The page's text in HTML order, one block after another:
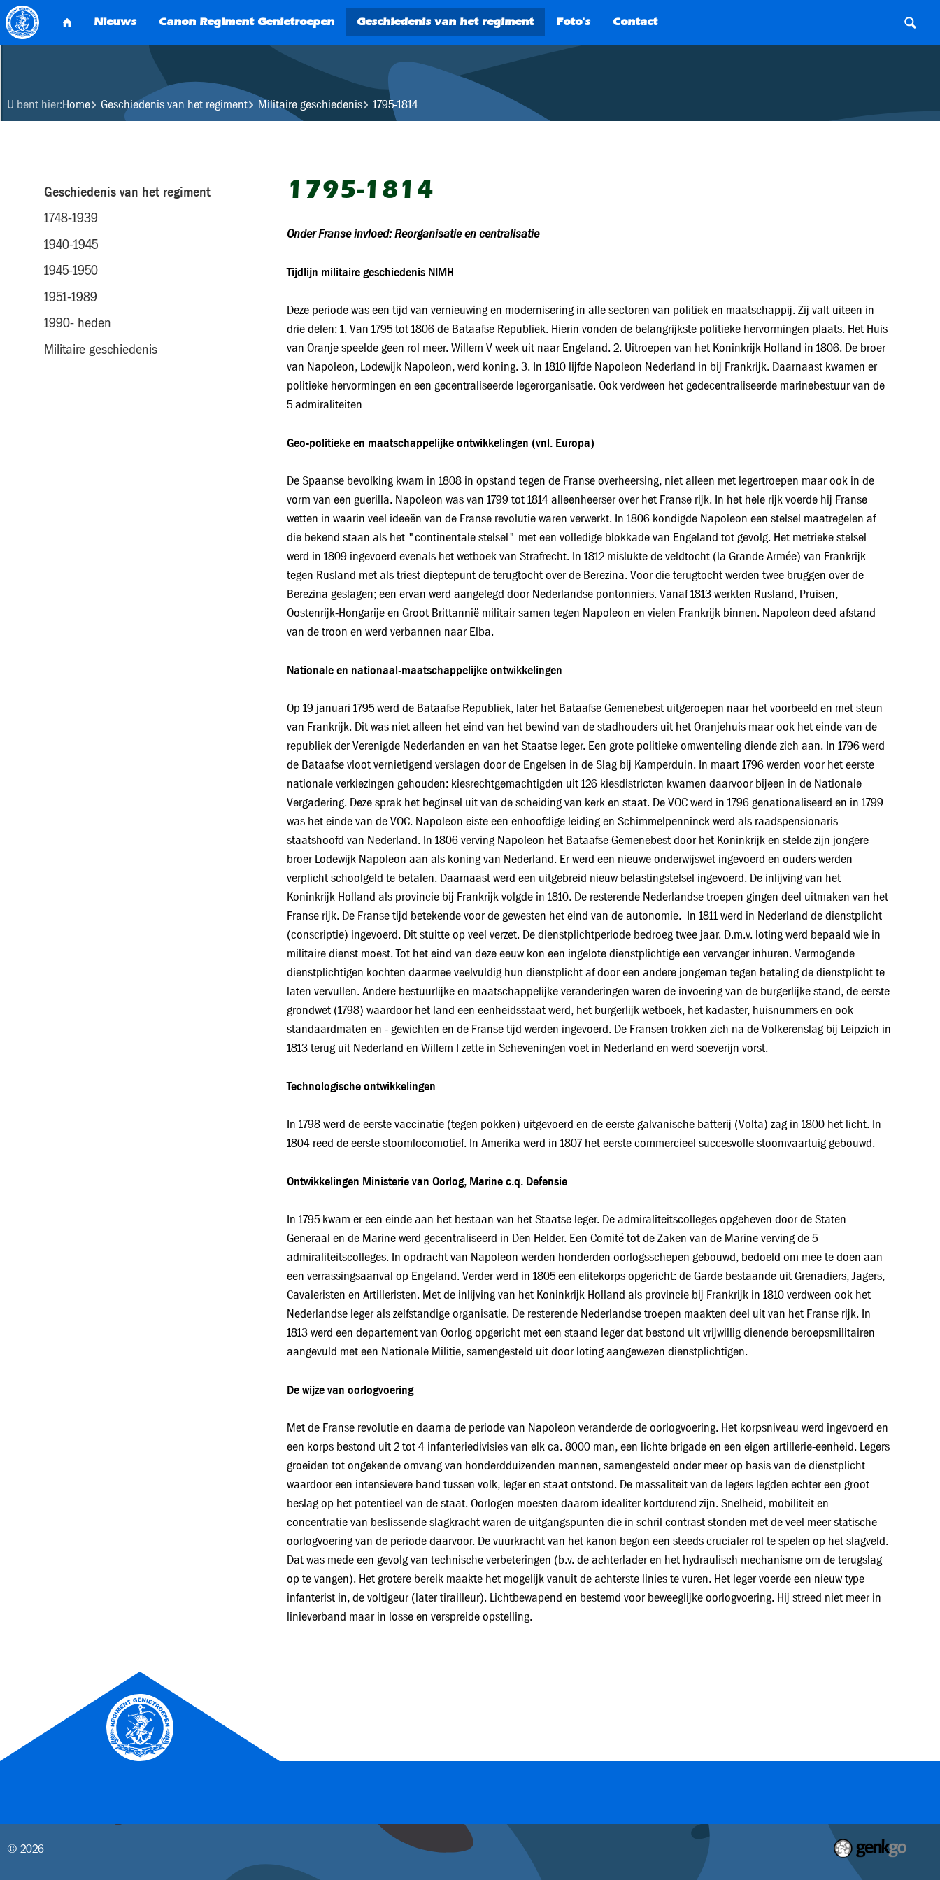
SEARCH
U bent hier:Home Geschiedenis van het regiment Militaire geschiedenis 1795-1814
Geschiedenis van het regiment
1748-1939
1940-1945
1945-1950
1951-1989
1990- heden
Militaire geschiedenis
1795-1814
Onder Franse invloed: Reorganisatie en centralisatie
Tijdlijn militaire geschiedenis NIMH
Deze periode was een tijd van vernieuwing en modernisering in alle sectoren van politiek en maatschappij. Zij valt uiteen in
drie delen: 1. Van 1795 tot 1806 de Bataafse Republiek. Hierin vonden de belangrijkste politieke hervormingen plaats. Het Huis
van Oranje speelde geen rol meer. Willem V week uit naar Engeland. 2. Uitroepen van het Koninkrijk Holland in 1806. De broer
van Napoleon, Lodewijk Napoleon, werd koning. 3. In 1810 lijfde Napoleon Nederland in bij Frankrijk. Daarnaast kwamen er
politieke hervormingen en een gecentraliseerde legerorganisatie. Ook verdween het gedecentraliseerde marinebestuur van de
5 admiraliteiten
Geo-politieke en maatschappelijke ontwikkelingen (vnl. Europa)
De Spaanse bevolking kwam in 1808 in opstand tegen de Franse overheersing, niet alleen met legertroepen maar ook in de
vorm van een guerilla. Napoleon was van 1799 tot 1814 alleenheerser over het Franse rijk. In het hele rijk voerde hij Franse
wetten in waarin veel ideeën van de Franse revolutie waren verwerkt. In 1806 kondigde Napoleon een stelsel maatregelen af
die bekend staan als het "continentale stelsel" met een volledige blokkade van Engeland tot gevolg. Het metrieke stelsel
werd in 1809 ingevoerd evenals het wetboek van Strafrecht. In 1812 mislukte de veldtocht (la Grande Armée) van Frankrijk
tegen Rusland met als triest dieptepunt de terugtocht over de Berezina. Voor die terugtocht werden twee bruggen over de
Berezina geslagen; een ervan werd aangelegd door Nederlandse pontonniers. Vanaf 1813 werkten Rusland, Pruisen,
Oostenrijk-Hongarije en Groot Brittannië militair samen tegen Napoleon en vielen Frankrijk binnen. Napoleon deed afstand
van de troon en werd verbannen naar Elba.
Nationale en nationaal-maatschappelijke ontwikkelingen
Op 19 januari 1795 werd de Bataafse Republiek, later het Bataafse Gemenebest uitgeroepen naar het voorbeeld en met steun
van Frankrijk. Dit was niet alleen het eind van het bewind van de stadhouders uit het Oranjehuis maar ook het einde van de
republiek der Verenigde Nederlanden en van het Staatse leger. Een grote politieke omwenteling diende zich aan. In 1796 werd
de Bataafse vloot vernietigend verslagen door de Engelsen in de Slag bij Kamperduin. In maart 1796 werden voor het eerste
nationale verkiezingen gehouden: kiesrechtgemachtigden uit 126 kiesdistricten kwamen daarvoor bijeen in de Nationale
Vergadering. Deze sprak het beginsel uit van de scheiding van kerk en staat. De VOC werd in 1796 genationaliseerd en in 1799
was het einde van de VOC. Napoleon eiste een enhoofdige leiding en Schimmelpenninck werd als raadspensionaris
staatshoofd van Nederland. In 1806 verving Napoleon het Bataafse Gemenebest door het Koninkrijk en stelde zijn jongere
broer Lodewijk Napoleon aan als koning van Nederland. Er werd een nieuwe onderwijswet ingevoerd en ouders werden
verplicht schoolgeld te betalen. Daarnaast werd een uitgebreid nieuw belastingstelsel ingevoerd. De inlijving van het
Koninkrijk Holland als provincie bij Frankrijk volgde in 1810. De resterende Nederlandse troepen gingen deel uitmaken van het
Franse rijk. De Franse tijd betekende voor de gewesten het eind van de autonomie. In 1811 werd in Nederland de dienstplicht
(conscriptie) ingevoerd. Dit stuitte op veel verzet. De dienstplichtperiode bedroeg twee jaar. D.m.v. loting werd bepaald wie in
militaire dienst moest. Tot het eind van deze eeuw kon een ingelote dienstplichtige een vervanger inhuren. Vermogende
dienstplichtigen kochten daarmee veelvuldig hun dienstplicht af door een andere jongeman tegen betaling de dienstplicht te
laten vervullen. Andere bestuurlijke en maatschappelijke veranderingen waren de invoering van de burgerlijke stand, de eerste
grondwet (1798) waardoor het land een eenheidsstaat werd, het burgerlijk wetboek, het kadaster, huisnummers en ook
standaardmaten en - gewichten en de Franse tijd werden ingevoerd. De Fransen trokken zich na de Volkerenslag bij Leipzich in
1813 terug uit Nederland en Willem I zette in Scheveningen voet in Nederland en werd soeverijn vorst.
Technologische ontwikkelingen
In 1798 werd de eerste vaccinatie (tegen pokken) uitgevoerd en de eerste galvanische batterij (Volta) zag in 1800 het licht. In
1804 reed de eerste stoomlocomotief. In Amerika werd in 1807 het eerste commercieel succesvolle stoomvaartuig gebouwd.
Ontwikkelingen Ministerie van Oorlog, Marine c.q. Defensie
In 1795 kwam er een einde aan het bestaan van het Staatse leger. De admiraliteitscolleges opgeheven door de Staten
Generaal en de Marine werd gecentraliseerd in Den Helder. Een Comité tot de Zaken van de Marine verving de 5
admiraliteitscolleges. In opdracht van Napoleon werden honderden oorlogsschepen gebouwd, bedoeld om mee te doen aan
een verrassingsaanval op Engeland. Verder werd in 1805 een elitekorps opgericht: de Garde bestaande uit Grenadiers, Jagers,
Cavaleristen en Artilleristen. Met de inlijving van het Koninkrijk Holland als provincie bij Frankrijk in 1810 verdween ook het
Nederlandse leger als zelfstandige organisatie. De resterende Nederlandse troepen maakten deel uit van het Franse rijk. In
1813 werd een departement van Oorlog opgericht met een staand leger dat bestond uit vrijwillig dienende beroepsmilitairen
aangevuld met een Nationale Militie, samengesteld uit door loting aangewezen dienstplichtigen.
De wijze van oorlogvoering
Met de Franse revolutie en daarna de periode van Napoleon veranderde de oorlogvoering. Het korpsniveau werd ingevoerd en
een korps bestond uit 2 tot 4 infanteriedivisies van elk ca. 8000 man, een lichte brigade en een eigen artillerie-eenheid. Legers
groeiden tot ongekende omvang van honderdduizenden mannen, samengesteld onder meer op basis van de dienstplicht
waardoor een intensievere band tussen volk, leger en staat ontstond. De massaliteit van de legers legden echter een groot
beslag op het potentieel van de staat. Oorlogen moesten daarom idealiter kortdurend zijn. Snelheid, mobiliteit en
concentratie van beslissende slagkracht waren de uitgangspunten die in schril contrast stonden met de veel meer statische
oorlogvoering van de periode daarvoor. De vuurkracht van het kanon begon een steeds crucialer rol te spelen op het slagveld.
Dat was mede een gevolg van technische verbeteringen (b.v. de achterlader en het hydraulisch mechanisme om de terugslag
op te vangen). Het grotere bereik maakte het mogelijk vanuit de achterste linies te vuren. Het leger voerde een nieuw type
infanterist in, de voltigeur (later tirailleur). Lichtbewapend en bestemd voor beweeglijke oorlogvoering. Hij streed niet meer in
linieverband maar in losse en verspreide opstelling.
© 2026